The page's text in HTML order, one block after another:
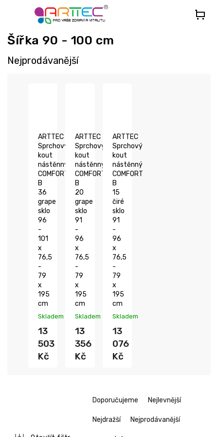
Šířka 90 - 100 cm
Nejprodávanější
ARTTEC
Sprchový
kout
nástěnný
COMFORT
B
36
grape
sklo
96
-
101
x
76,5
-
79
x
195
cm
Skladem
13
503
Kč
ARTTEC
Sprchový
kout
nástěnný
COMFORT
B
20
grape
sklo
91
-
96
x
76,5
-
79
x
195
cm
Skladem
13
356
Kč
ARTTEC
Sprchový
kout
nástěnný
COMFORT
B
15
čiré
sklo
91
-
96
x
76,5
-
79
x
195
cm
Skladem
13
076
Kč
ŘDoporučujeme Nejlevnější
Nejdražší Nejprodávanější